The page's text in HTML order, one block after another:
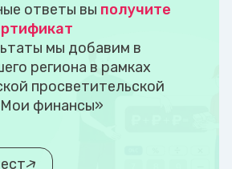
ответы вы получите
мы добавим в
региона в рамках
просветительской
финансы»